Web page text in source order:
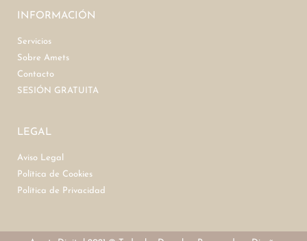
INFORMACIÓN
Servicios
Sobre Amets
Contacto
SESIÓN GRATUITA
LEGAL
Aviso Legal
Política de Cookies
Política de Privacidad